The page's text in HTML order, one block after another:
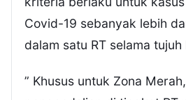
Covid-19 sebanyak lebih
dalam satu RT selama
” Khusus untuk Zona